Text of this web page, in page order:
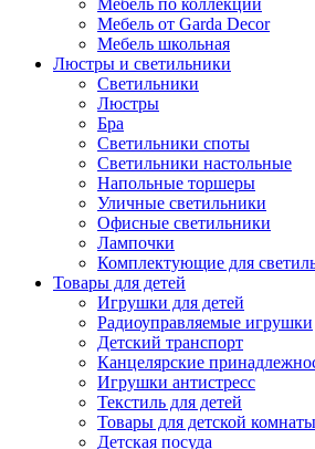
Мебель по коллекции
Мебель от Garda Decor
Мебель школьная
Люстры и светильники
Светильники
Люстры
Бра
Светильники споты
Светильники настольные
Напольные торшеры
Уличные светильники
Офисные светильники
Лампочки
Комплектующие для
Товары для детей
Игрушки для детей
Радиоуправляемые игрушки
Детский транспорт
Канцелярские
Игрушки антистресс
Текстиль для детей
Товары для детской комнаты
Детская посуда